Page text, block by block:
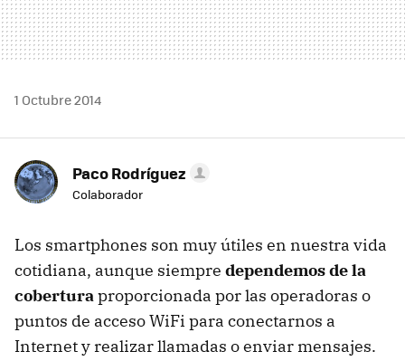
1 Octubre 2014
Paco Rodríguez
Colaborador
Los smartphones son muy útiles en nuestra vida
cotidiana, aunque siempre dependemos de la
cobertura proporcionada por las operadoras o
puntos de acceso WiFi para conectarnos a
Internet y realizar llamadas o enviar mensajes.